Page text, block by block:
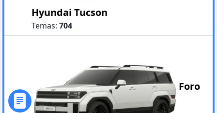
Hyundai Tucson
Temas: 704
Foro